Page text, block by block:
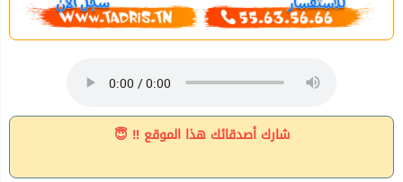
شارك أصدقائك هذا الموقع ‼ 😇